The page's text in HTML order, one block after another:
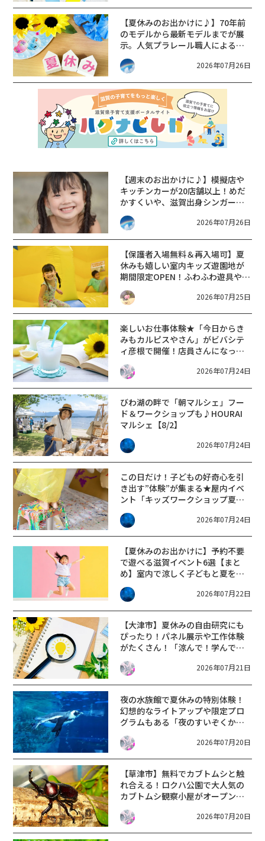
【夏休みのお出かけに♪】70年前
のモデルから最新モデルまでが展
示。人気プラレール職人による大
規模鉄道レイアウトもやって来
る。【長浜鉄道スクエア・鉄道お
2026年07月26日
【週末のお出かけに♪】模擬店や
キッチンカーが20店舗以上！めだ
かすくいや、滋賀出身シンガーソ
ングライターによるライブなど。
【和邇ふれあい夏祭り】2026年07月26日
【保護者入場無料＆再入場可】夏
休みも嬉しい室内キッズ遊園地が
期間限定OPEN！ふわふわ遊具や乗
り物・ボールプールも♪【7月8月
の土日祝】キッズゆうえんち【ブ
2026年07月25日
楽しいお仕事体験★「今日からき
みもカルピスやさん」がビバシテ
ィ彦根で開催！店員さんになって
楽しくカルピスを作って飲もう！
【8月2日】
2026年07月24日
びわ湖の畔で「朝マルシェ」フー
ド＆ワークショップも♪HOURAI
マルシェ【8/2】
2026年07月24日
この日だけ！子どもの好奇心を引
き出す”体験”が集まる★屋内イベ
ント「キッズワークショップ夏休
みスペシャル」えきまちテラス長
浜【8/2】
2026年07月24日
【夏休みのお出かけに】予約不要
で遊べる滋賀イベント6選【まと
め】室内で涼しく子どもと夏を満
喫しよう♪
2026年07月22日
【大津市】夏休みの自由研究にも
ぴったり！パネル展示や工作体験
がたくさん！「涼んで！学んで！
作ろう！」開催★【ウォータース
テーション琵琶】
2026年07月21日
夜の水族館で夏休みの特別体験！
幻想的なライトアップや限定プロ
グラムもある「夜のすいぞくか
ん」がスタート！【7月25日〜8月
23日/京都水族館】
2026年07月20日
【草津市】無料でカブトムシと触
れ合える！ロクハ公園で大人気の
カブトムシ観察小屋がオープン
★【7月18日〜8月2日】
2026年07月20日